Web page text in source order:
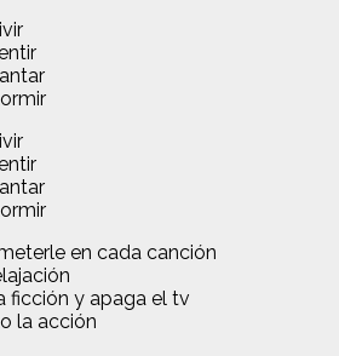
en cada canción
ficción y apaga el tv
la acción